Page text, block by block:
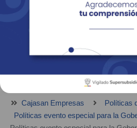
Revista Fácil Vivir
Sedes
Cajasan Empresas
Políticas
Políticas evento especial para la